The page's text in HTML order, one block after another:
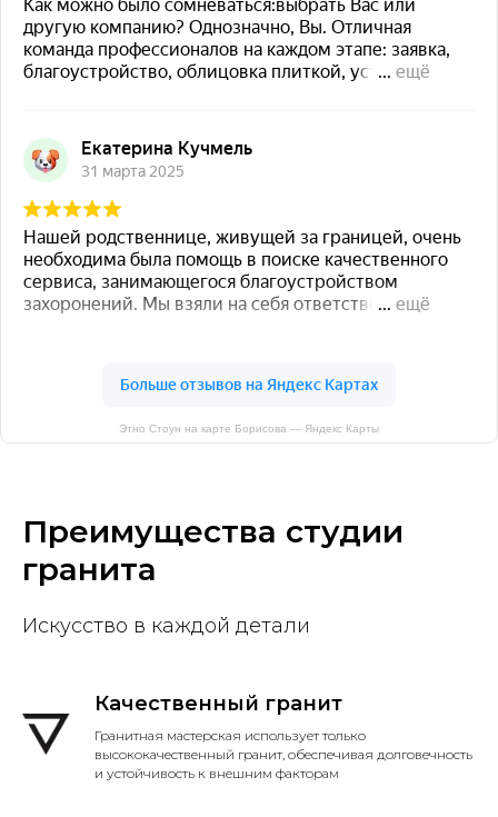
Этно Стоун на карте Борисова — Яндекс Карты
Преимущества студии
гранита
Искусство в каждой детали
Качественный гранит
Гранитная мастерская использует только
высококачественный гранит, обеспечивая долговечность
и устойчивость к внешним факторам